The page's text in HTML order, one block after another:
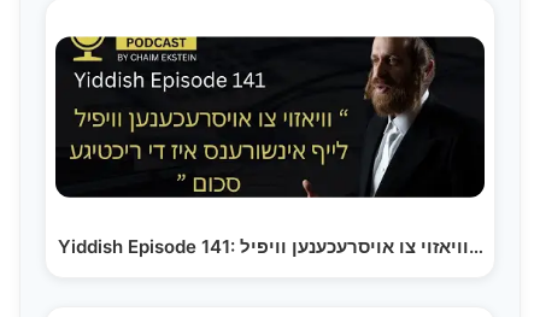
Yiddish Episode 141: וויאזוי צו אויסרעכענען וויפיל…